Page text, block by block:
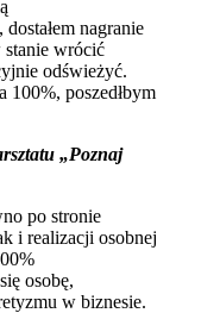
nagranie
stanie wrócić
odświeżyć.
100%, poszedłbym
„Poznaj
po stronie
i realizacji osobnej
osobę,
w biznesie.